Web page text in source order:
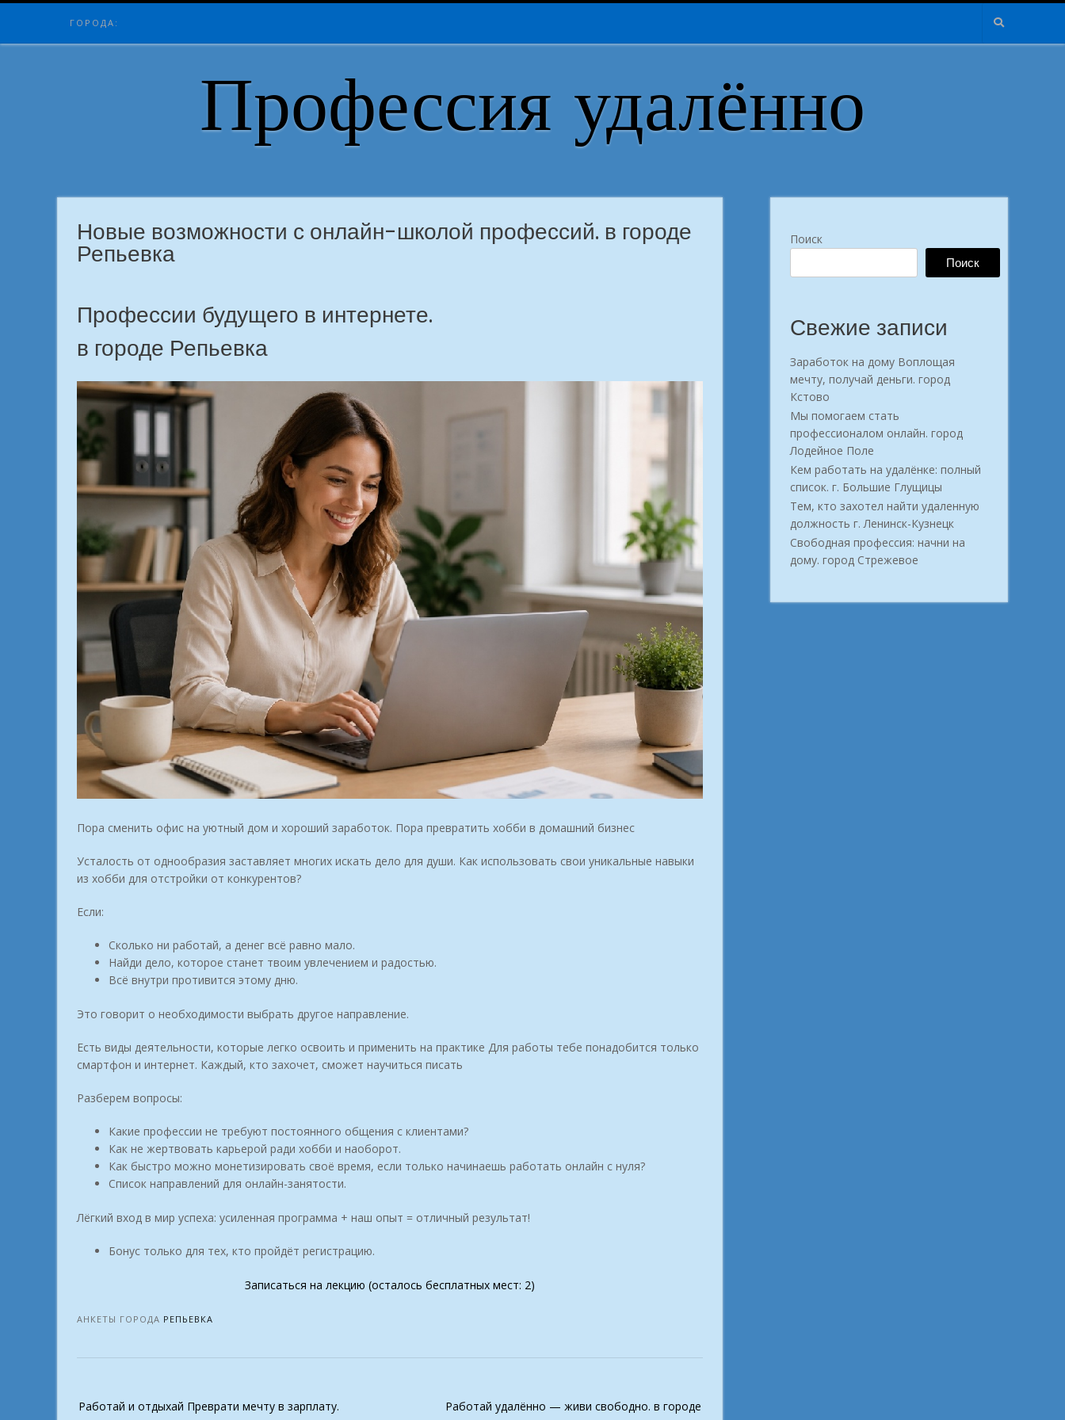
Skip
content
ГОРОДА:
Профессия удалённо
Новые возможности с онлайн-школой профессий. в городе
Репьевка
Профессии будущего в интернете.
в городе Репьевка
Пора сменить офис на уютный дом и хороший заработок. Пора превратить хобби в домашний бизнес
Усталость от однообразия заставляет многих искать дело для души. Как использовать свои уникальные навыки
из хобби для отстройки от конкурентов?
Если:
Сколько ни работай, а денег всё равно мало.
Найди дело, которое станет твоим увлечением и радостью.
Всё внутри противится этому дню.
Это говорит о необходимости выбрать другое направление.
Есть виды деятельности, которые легко освоить и применить на практике Для работы тебе понадобится только
смартфон и интернет. Каждый, кто захочет, сможет научиться писать
Разберем вопросы:
Какие профессии не требуют постоянного общения с клиентами?
Как не жертвовать карьерой ради хобби и наоборот.
Как быстро можно монетизировать своё время, если только начинаешь работать онлайн с нуля?
Список направлений для онлайн-занятости.
Лёгкий вход в мир успеха: усиленная программа + наш опыт = отличный результат!
Бонус только для тех, кто пройдёт регистрацию.
Записаться на лекцию (осталось бесплатных мест: 2)
АНКЕТЫ ГОРОДА РЕПЬЕВКА
navigation
Работай и отдыхай Преврати мечту в зарплату.
Работай удалённо — живи свободно. в городе
Поиск
Поиск
Свежие записи
Заработок на дому Воплощая
мечту, получай деньги. город
Кстово
Мы помогаем стать
профессионалом онлайн. город
Лодейное Поле
Кем работать на удалёнке: полный
список. г. Большие Глущицы
Тем, кто захотел найти удаленную
должность г. Ленинск-Кузнецк
Свободная профессия: начни на
дому. город Стрежевое